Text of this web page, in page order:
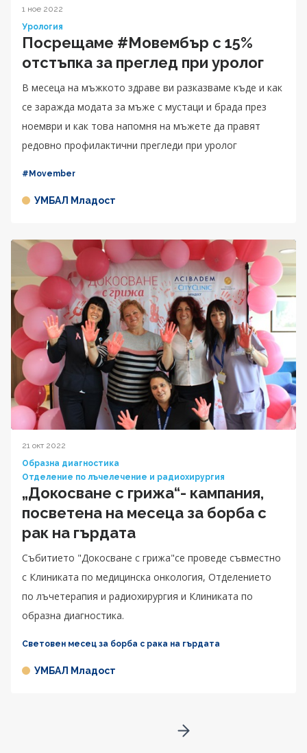
1 ное 2022
Урология
Посрещаме #Moвембър с 15%
отстъпка за преглед при уролог
В месеца на мъжкото здраве ви разказваме къде и как
се заражда модата за мъже с мустаци и брада през
ноември и как това напомня на мъжете да правят
редовно профилактични прегледи при уролог
#Movember
УМБАЛ Младост
21 окт 2022
Образна диагностика
Отделение по лъчелечение и радиохирургия
„Докосване с грижа“- кампания,
посветена на месеца за борба с
рак на гърдата
Събитието "Докосване с грижа"се проведе съвместно
с Клиниката по медицинска онкология, Отделението
по лъчетерапия и радиохирургия и Клиниката по
образна диагностика.
Световен месец за борба с рака на гърдата
УМБАЛ Младост
Go to next page